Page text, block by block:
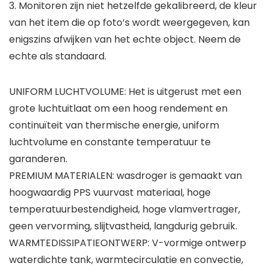
3. Monitoren zijn niet hetzelfde gekalibreerd, de kleur
van het item die op foto’s wordt weergegeven, kan
enigszins afwijken van het echte object. Neem de
echte als standaard.
UNIFORM LUCHTVOLUME: Het is uitgerust met een
grote luchtuitlaat om een ​​hoog rendement en
continuïteit van thermische energie, uniform
luchtvolume en constante temperatuur te
garanderen.
PREMIUM MATERIALEN: wasdroger is gemaakt van
hoogwaardig PPS vuurvast materiaal, hoge
temperatuurbestendigheid, hoge vlamvertrager,
geen vervorming, slijtvastheid, langdurig gebruik.
WARMTEDISSIPATIEONTWERP: V-vormige ontwerp
waterdichte tank, warmtecirculatie en convectie,